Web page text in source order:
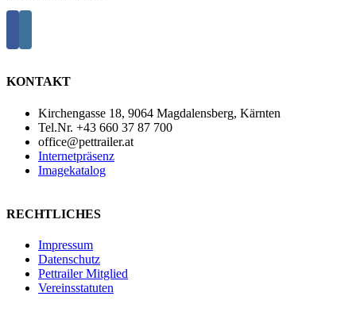
KONTAKT
Kirchengasse 18, 9064 Magdalensberg, Kärnten
Tel.Nr. +43 660 37 87 700
office@pettrailer.at
Internetpräsenz
Imagekatalog
RECHTLICHES
Impressum
Datenschutz
Pettrailer Mitglied
Vereinsstatuten